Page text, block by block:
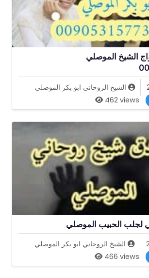
الشيخ الموصلي
الشيخ الروحاني ابو بكر الموصلي
462 views
الموصلي 00905315773815
لجلب الحبيب الموصلي
الشيخ الروحاني ابو بكر الموصلي
466 views
لجلب الحبيب الموصلي